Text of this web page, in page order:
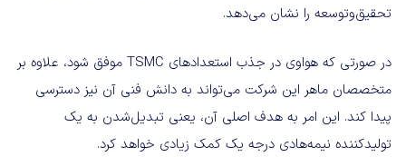
تحقیق‌و‌توسعه را نشان می‌دهد.
در صورتی که هواوی در جذب استعدادهای TSMC موفق شود، علاوه بر
متخصصان ماهر این شرکت می‌تواند به دانش فنی آن نیز دسترسی
پیدا کند. این امر به هدف اصلی آن، یعنی تبدیل‌شدن به یک
تولیدکننده نیمه‌هادی درجه یک کمک زیادی خواهد کرد.